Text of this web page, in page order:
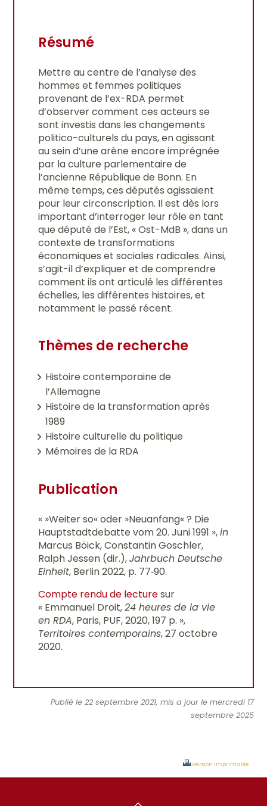
Résumé
Mettre au centre de l’analyse des
hommes et femmes politiques
provenant de l’ex-RDA permet
d’observer comment ces acteurs se
sont investis dans les changements
politico-culturels du pays, en agissant
au sein d’une arène encore imprégnée
par la culture parlementaire de
l’ancienne République de Bonn. En
même temps, ces députés agissaient
pour leur circonscription. Il est dès lors
important d’interroger leur rôle en tant
que député de l’Est, « Ost-MdB », dans un
contexte de transformations
économiques et sociales radicales. Ainsi,
s’agit-il d’expliquer et de comprendre
comment ils ont articulé les différentes
échelles, les différentes histoires, et
notamment le passé récent.
Thèmes de recherche
Histoire contemporaine de
l’Allemagne
Histoire de la transformation après
1989
Histoire culturelle du politique
Mémoires de la RDA
Publication
« »Weiter so« oder »Neuanfang« ? Die
Hauptstadtdebatte vom 20. Juni 1991 »,in
Marcus Böick, Constantin Goschler,
Ralph Jessen (dir.),Jahrbuch Deutsche
Einheit, Berlin 2022, p. 77‐90.
Compte rendu de lecturesur
« Emmanuel Droit,24 heures de la vie
en RDA, Paris, PUF, 2020, 197 p. »,
Territoires contemporains, 27 octobre
2020.
Publié le 22 septembre 2021, mis a jour le mercredi 17
septembre 2025
Version imprimable